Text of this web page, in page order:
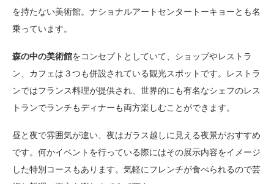
を持たない美術館。ナショナルアートセンタートーキョーとも名
乗っています。
森の中の美術館をコンセプトとしていて、ショップやレストラ
ン、カフェは３つも併設されている観光スポットです。レストラ
ンではフランス料理が提供され、世界的にも有名なシェフのレス
トランでランチもディナーも両方楽しむことができます。
昼と夜で雰囲気が違い、夜はガラス越しに見える夜景がおすすめ
です。何かイベントを行っている際にはその展示内容をイメージ
した特別コースもあります。気軽にフレンチが食べられるので芸